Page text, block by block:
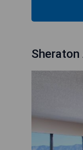
Sheraton